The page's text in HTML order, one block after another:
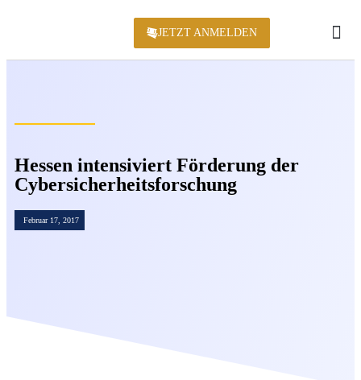
JETZT ANMELDEN
Hessen intensiviert Förderung der
Cybersicherheitsforschung
Februar 17, 2017